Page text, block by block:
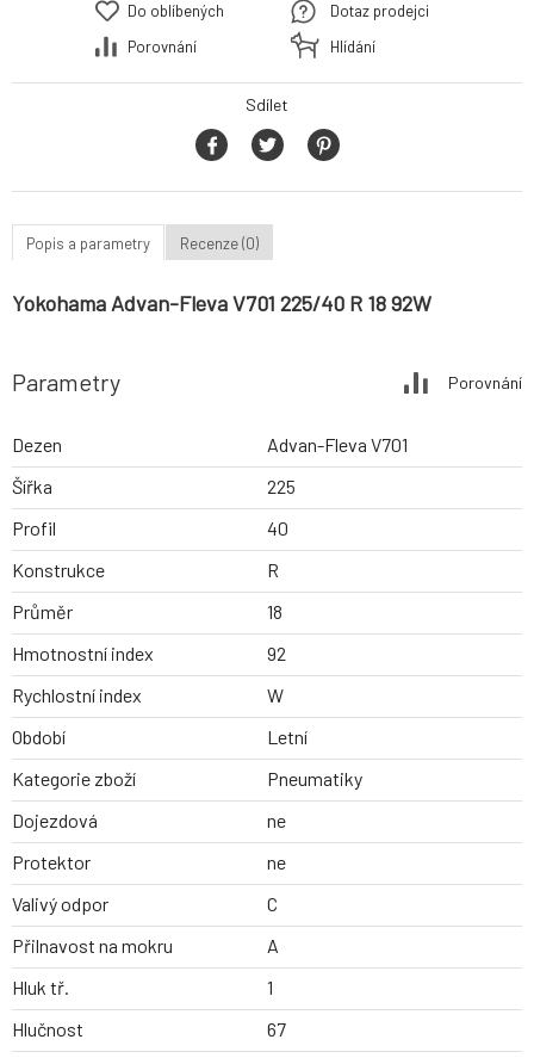
Do oblíbených
Porovnání
Dotaz prodejci
Hlídání
Sdílet
Popis a parametry Recenze (0)
Yokohama Advan-Fleva V701 225/40 R 18 92W
Parametry Porovnání
Dezen
Advan-Fleva V701
Šířka
225
Profil
40
Konstrukce
R
Průměr
18
Hmotnostní index
92
Rychlostní index
W
Období
Letní
Kategorie zboží
Pneumatiky
Dojezdová
ne
Protektor
ne
Valivý odpor
C
Přilnavost na mokru
A
Hluk tř.
1
Hlučnost
67